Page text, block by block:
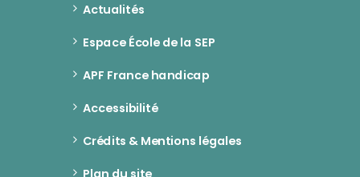
Actualités
Espace École de la SEP
APF France handicap
Accessibilité
Crédits & Mentions légales
Plan du site